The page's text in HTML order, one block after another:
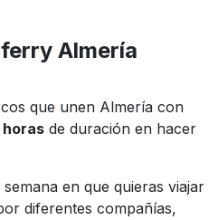
ferry Almería
que unen Almería con
de duración en hacer
en que quieras viajar
diferentes compañías,